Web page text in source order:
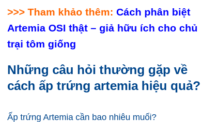
>>> Tham khảo thêm: Cách phân biệt
Artemia OSI thật – giả hữu ích cho chủ
trại tôm giống
Những câu hỏi thường gặp về
cách ấp trứng artemia hiệu quả?
Ấp trứng Artemia cần bao nhiêu muối?